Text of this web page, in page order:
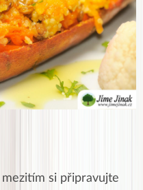
si připravujte